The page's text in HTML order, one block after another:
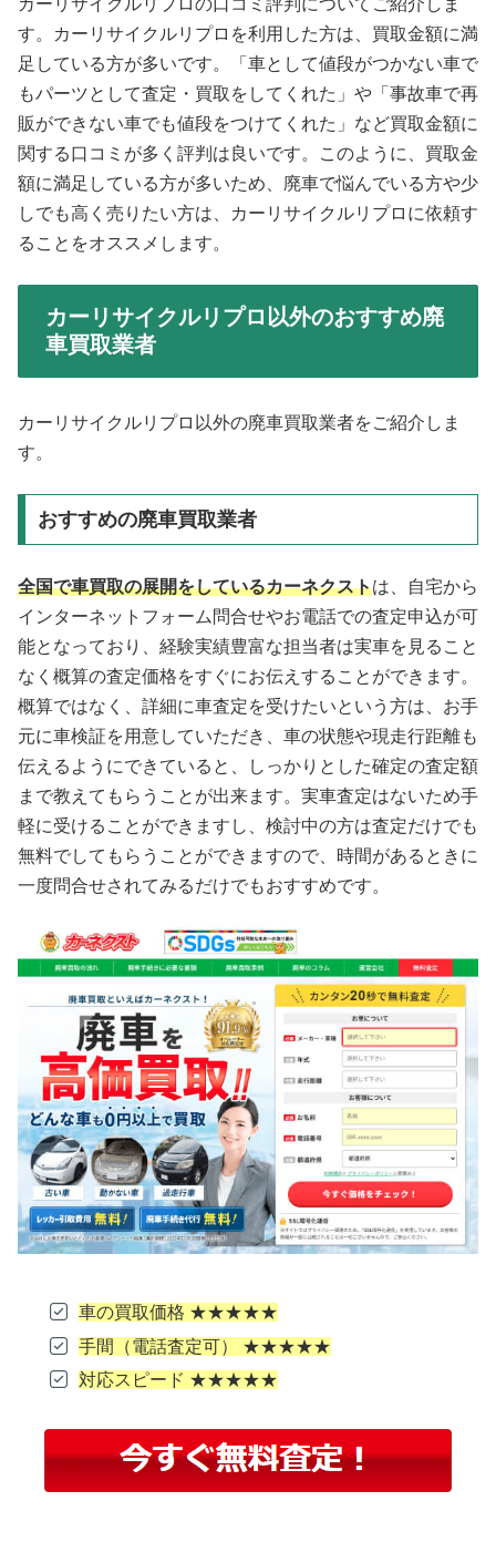
カーリサイクルリプロの口コミ評判についてご紹介しま
す。カーリサイクルリプロを利用した方は、買取金額に満
足している方が多いです。「車として値段がつかない車で
もパーツとして査定・買取をしてくれた」や「事故車で再
販ができない車でも値段をつけてくれた」など買取金額に
関する口コミが多く評判は良いです。このように、買取金
額に満足している方が多いため、廃車で悩んでいる方や少
しでも高く売りたい方は、カーリサイクルリプロに依頼す
ることをオススメします。
カーリサイクルリプロ以外のおすすめ廃
車買取業者
カーリサイクルリプロ以外の廃車買取業者をご紹介しま
す。
おすすめの廃車買取業者
全国で車買取の展開をしているカーネクストは、自宅から
インターネットフォーム問合せやお電話での査定申込が可
能となっており、経験実績豊富な担当者は実車を見ること
なく概算の査定価格をすぐにお伝えすることができます。
概算ではなく、詳細に車査定を受けたいという方は、お手
元に車検証を用意していただき、車の状態や現走行距離も
伝えるようにできていると、しっかりとした確定の査定額
まで教えてもらうことが出来ます。実車査定はないため手
軽に受けることができますし、検討中の方は査定だけでも
無料でしてもらうことができますので、時間があるときに
一度問合せされてみるだけでもおすすめです。
車の買取価格 ★★★★★
手間（電話査定可） ★★★★★
対応スピード ★★★★★